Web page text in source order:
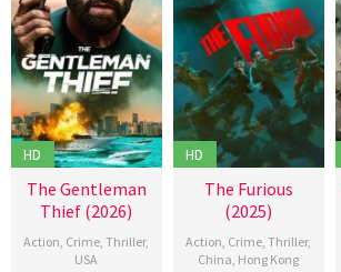
HD
The Gentleman
Thief (2026)
Action, Crime,Thriller,
USA
HD
The Furious
(2025)
Action, Crime,Thriller,
China, Hong Kong